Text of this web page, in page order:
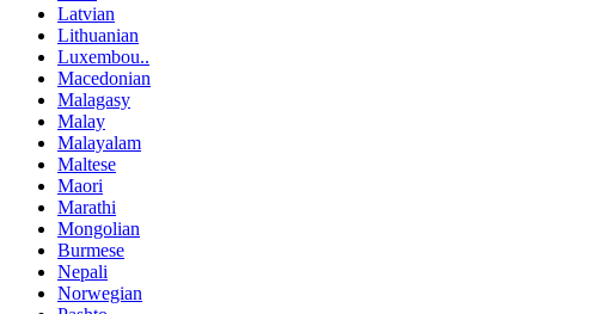
Latvian
Lithuanian
Luxembou..
Macedonian
Malagasy
Malay
Malayalam
Maltese
Maori
Marathi
Mongolian
Burmese
Nepali
Norwegian